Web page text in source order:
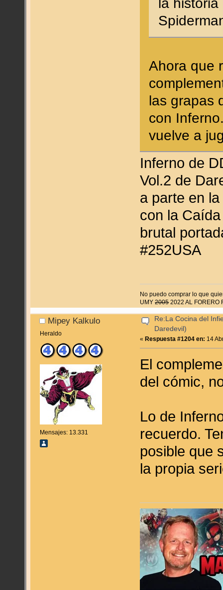
la
Ahora que
las grapas
con
vuelve a
Inferno de
Vol.2 de
a parte en
con la
brutal
#252USA
No puedo comprar lo que
UMY20052022 AL FORERO
Mipey Kalkulo
Heraldo
Mensajes: 13.331
Re:La Cocina del
Daredevil)
«Respuesta #1204 en: 14
El
del cómic,
Lo de
recuerdo.
posible que
la propia